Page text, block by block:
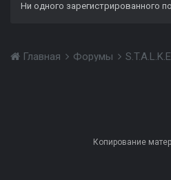
Ни одного зарегистрированного
Главная Форумы
Копирование